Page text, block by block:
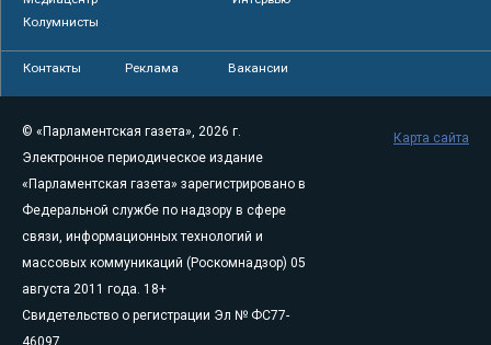
Колумнисты
Контакты Реклама Вакансии
© «Парламентская газета», 2026 г.
Электронное периодическое издание
«Парламентская газета» зарегистрировано в
Федеральной службе по надзору в сфере
связи, информационных технологий и
массовых коммуникаций (Роскомнадзор) 05
августа 2011 года. 18+
Свидетельство о регистрации Эл № ФС77-
46097
Карта сайта